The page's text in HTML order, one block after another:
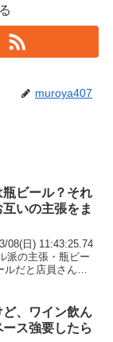
muroya407
ビール？それ
いの主張をま
08(日) 11:43:25.74
派の主張・瓶ビー
ルだと店員さんが
、ワイン飲ん
ス強要したら